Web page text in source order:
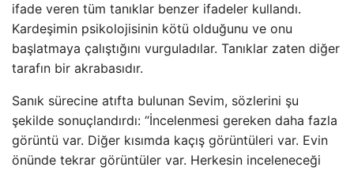
ifade veren tüm tanıklar benzer ifadeler kullandı.
Kardeşimin psikolojisinin kötü olduğunu ve onu
başlatmaya çalıştığını vurguladılar. Tanıklar zaten diğer
tarafın bir akrabasıdır.
Sanık sürecine atıfta bulunan Sevim, sözlerini şu
şekilde sonuçlandırdı: “İncelenmesi gereken daha fazla
görüntü var. Diğer kısımda kaçış görüntüleri var. Evin
önünde tekrar görüntüler var. Herkesin inceleneceği